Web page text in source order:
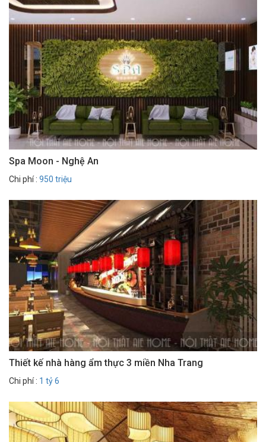
Spa Moon - Nghệ An
Chi phí : 950 triệu
Thiết kế nhà hàng ẩm thực 3 miền Nha Trang
Chi phí : 1 tỷ 6